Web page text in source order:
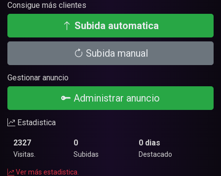
Consigue más clientes
Subida automatica
Subida manual
Gestionar anuncio
Administrar anuncio
Estadistica
2327
Visitas.
0
Subidas
0 dias
Destacado
Ver más estadistica.